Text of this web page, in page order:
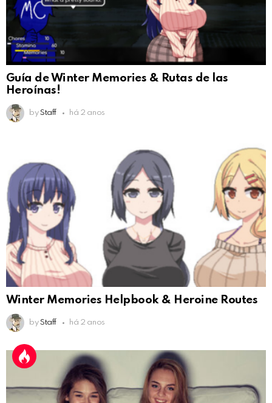
Guía de Winter Memories & Rutas de las
Heroínas!
by Staff há 2 anos
Winter Memories Helpbook & Heroine Routes
by Staff há 2 anos